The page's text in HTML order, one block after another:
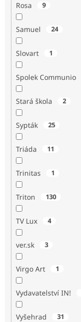
Rosa 9
Samuel 24
Slovart 1
Spolek Communio
Stará škola 2
Sypták 25
Triáda 11
Trinitas 1
Triton 130
TV Lux 4
ver.sk 3
Virgo Art 1
Vydavatelství IN!
Vyšehrad 31